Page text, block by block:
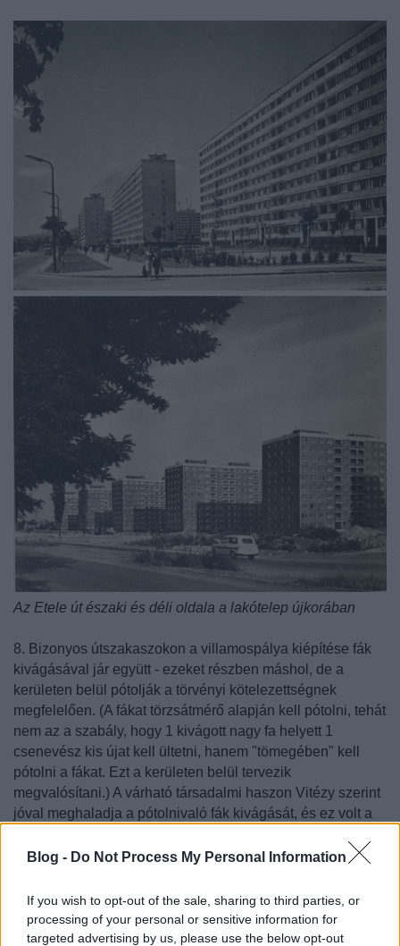
Blog - Do Not Process My Personal Information
If you wish to opt-out of the sale, sharing to third parties, or
processing of your personal or sensitive information for
targeted advertising by us, please use the below opt-out
Az Etele út északi és déli oldala a lakótelep újkorában
8. Bizonyos útszakaszokon a villamospálya kiépítése fák
kivágásával jár együtt - ezeket részben máshol, de a
kerületen belül pótolják a törvényi kötelezettségnek
megfelelően. (A fákat törzsátmérő alapján kell pótolni, tehát
nem az a szabály, hogy 1 kivágott nagy fa helyett 1
csenevész kis újat kell ültetni, hanem "tömegében" kell
pótolni a fákat. Ezt a kerületen belül tervezik
megvalósítani.) A várható társadalmi haszon Vitézy szerint
jóval meghaladja a pótolnivaló fák kivágását, és ez volt a
több változatot is megvizsgáltak - villamospálya az úttest
elhelyezve stb. A Petzval utcából nem lehet majd
közvetlenül balra kanyarodni, de a jobbra kanyarodás után
lesz lehetőség visszakanyarodásra autóval. Az Etele úton